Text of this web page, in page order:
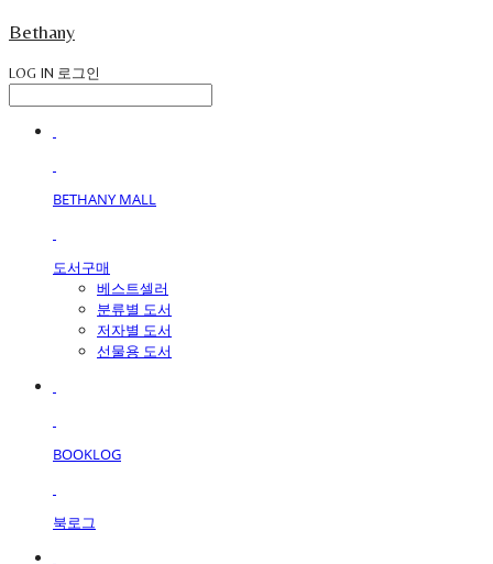
Bethany
LOG IN 로그인
BETHANY MALL
도서구매
베스트셀러
분류별 도서
저자별 도서
선물용 도서
BOOKLOG
북로그